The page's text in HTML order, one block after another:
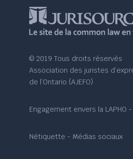
© 2019 Tous droits réservés
Association des juristes
de l’Ontario (AJEFO)
Engagement envers la LAPHO -
Nétiquette - Médias sociaux